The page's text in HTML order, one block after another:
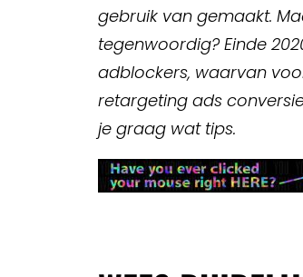
gebruik van gemaakt.
tegenwoordig? Einde
adblockers, waarvan
retargeting ads
je graag wat tips.